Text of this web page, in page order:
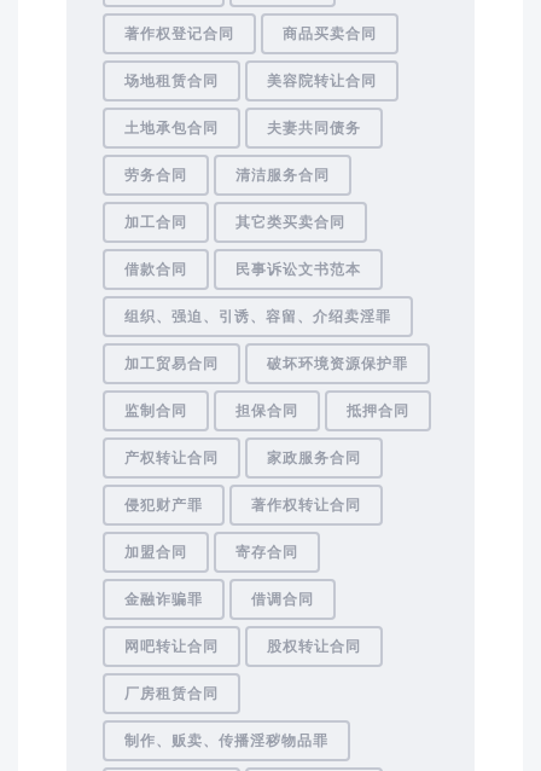
著作权登记合同 商品买卖合同
场地租赁合同 美容院转让合同
土地承包合同 夫妻共同债务
劳务合同 清洁服务合同
加工合同 其它类买卖合同
借款合同 民事诉讼文书范本
组织、强迫、引诱、容留、介绍卖淫罪
加工贸易合同 破坏环境资源保护罪
监制合同 担保合同 抵押合同
产权转让合同 家政服务合同
侵犯财产罪 著作权转让合同
加盟合同 寄存合同
金融诈骗罪 借调合同
网吧转让合同 股权转让合同
厂房租赁合同
制作、贩卖、传播淫秽物品罪